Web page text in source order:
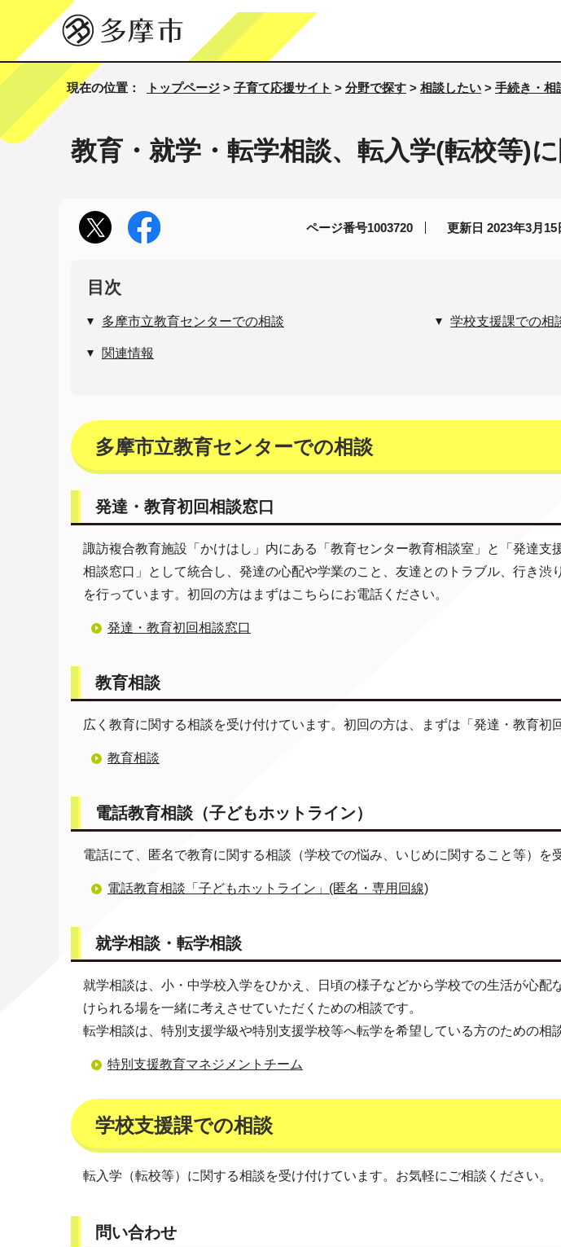
現在の位置： トップページ > 子育て応援サイト > 分野で探す > 相談したい > 手続き・相
教育・就学・転学相談、転入学(転校等)
ページ番号1003720 更新日 2023年3月15
目次
多摩市立教育センターでの相談 学校支援課での相
関連情報
多摩市立教育センターでの相談
発達・教育初回相談窓口
諏訪複合教育施設「かけはし」内にある「教育センター教育相談室」と「発達支
相談窓口」として統合し、発達の心配や学業のこと、友達とのトラブル、行き渋
を行っています。初回の方はまずはこちらにお電話ください。
発達・教育初回相談窓口
教育相談
広く教育に関する相談を受け付けています。初回の方は、まずは「発達・教育初
教育相談
電話教育相談（子どもホットライン）
電話にて、匿名で教育に関する相談（学校での悩み、いじめに関すること等）を
電話教育相談「子どもホットライン」(匿名・専用回線)
就学相談・転学相談
就学相談は、小・中学校入学をひかえ、日頃の様子などから学校での生活が心配
けられる場を一緒に考えさせていただくための相談です。
転学相談は、特別支援学級や特別支援学校等へ転学を希望している方のための相
特別支援教育マネジメントチーム
学校支援課での相談
転入学（転校等）に関する相談を受け付けています。お気軽にご相談ください。
問い合わせ